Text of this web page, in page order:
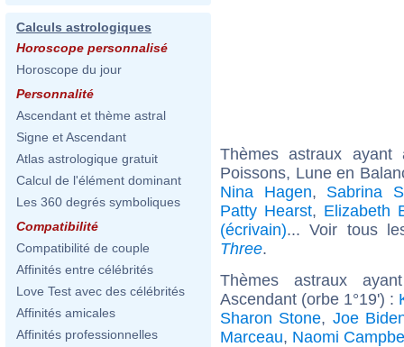
Calculs astrologiques
Horoscope personnalisé
Horoscope du jour
Personnalité
Ascendant et thème astral
Signe et Ascendant
Atlas astrologique gratuit
Calcul de l'élément dominant
Les 360 degrés symboliques
Compatibilité
Compatibilité de couple
Affinités entre célébrités
Love Test avec des célébrités
Affinités amicales
Affinités professionnelles
Thèmes astraux
Poissons, Lune en
Nina Hagen, Sabrina
Patty Hearst, Elizabeth
(écrivain)... Voir tous
Three.
Thèmes astraux
Ascendant (orbe 1°19') :
Sharon Stone, Joe
Marceau, Naomi